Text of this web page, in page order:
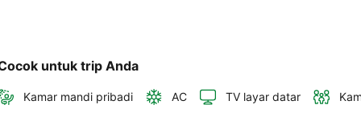
untuk trip Anda
Kamar mandi pribadi AC TV layar datar